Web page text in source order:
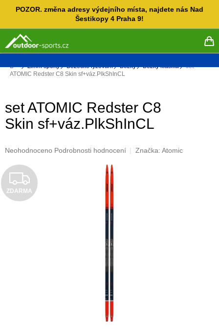
POZOR. změna adresy výdejního místa, najdete nás Nad
Šestikopy 4 Praha 9!
Domů
Zimní sporty Běžecké lyžování Běžky Běžky klasika
set
ATOMIC Redster C8 Skin sf+váz.PlkShInCL
set ATOMIC Redster C8
Skin sf+váz.PlkShInCL
Průměrné
produktu
0,0
z
Neohodnoceno Podrobnosti hodnocení Značka: Atomic
Z
D
ZDARMA